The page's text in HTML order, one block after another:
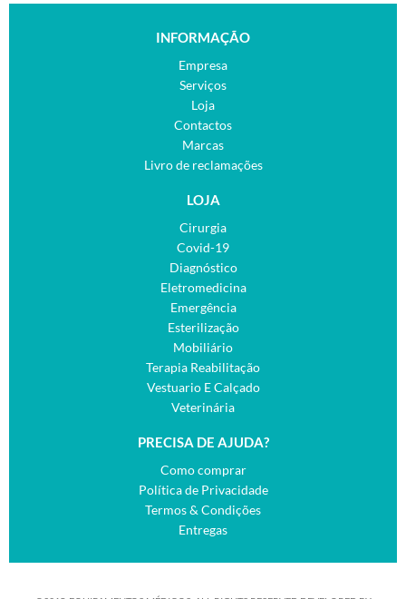
INFORMAÇÃO
Empresa
Serviços
Loja
Contactos
Marcas
Livro de reclamações
LOJA
Cirurgia
Covid-19
Diagnóstico
Eletromedicina
Emergência
Esterilização
Mobiliário
Terapia Reabilitação
Vestuario E Calçado
Veterinária
PRECISA DE AJUDA?
Como comprar
Política de Privacidade
Termos & Condições
Entregas